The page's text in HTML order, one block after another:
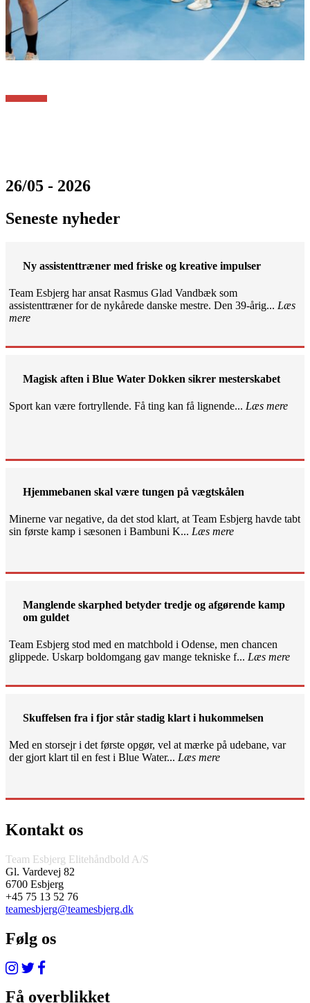
26/05 - 2026
Seneste nyheder
Ny assistenttræner med friske og kreative impulser
Team Esbjerg har ansat Rasmus Glad Vandbæk som
assistenttræner for de nykårede danske mestre. Den 39-årig... Læs
mere
Magisk aften i Blue Water Dokken sikrer mesterskabet
Sport kan være fortryllende. Få ting kan få lignende... Læs mere
Hjemmebanen skal være tungen på vægtskålen
Minerne var negative, da det stod klart, at Team Esbjerg havde tabt
sin første kamp i sæsonen i Bambuni K... Læs mere
Manglende skarphed betyder tredje og afgørende kamp
om guldet
Team Esbjerg stod med en matchbold i Odense, men chancen
glippede. Uskarp boldomgang gav mange tekniske f... Læs mere
Skuffelsen fra i fjor står stadig klart i hukommelsen
Med en storsejr i det første opgør, vel at mærke på udebane, var
der gjort klart til en fest i Blue Water... Læs mere
Kontakt os
Team Esbjerg Elitehåndbold A/S
Gl. Vardevej 82
6700 Esbjerg
+45 75 13 52 76
teamesbjerg@teamesbjerg.dk
Følg os
Få overblikket